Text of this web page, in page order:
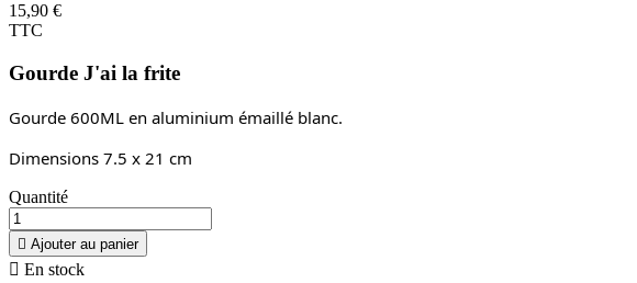
15,90 €
TTC
Gourde J'ai la frite
Gourde 600ML en aluminium émaillé blanc.
Dimensions 7.5 x 21 cm
Quantité
 Ajouter au panier
 En stock